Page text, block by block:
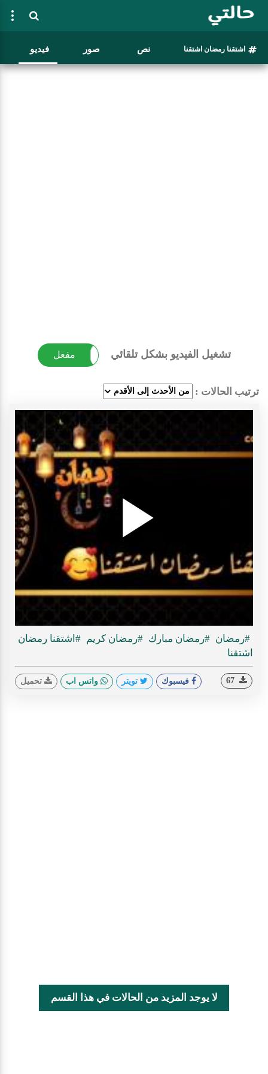
اشتقنا رمضان اشتقنا نص صور فيديو
تشغيل الفيديو بشكل تلقائي مفعل غير مفعل
ترتيب الحالات :
Play
#رمضان #رمضان مبارك #رمضان كريم #اشتقنا رمضان
اشتقنا
فيسبوك تويتر واتس اب تحميل
لا يوجد المزيد من الحالات في هذا القسم